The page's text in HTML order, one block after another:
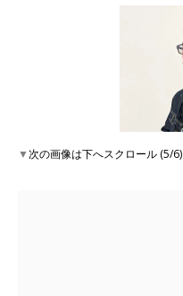
▼次の画像は下へスクロール (5/6)